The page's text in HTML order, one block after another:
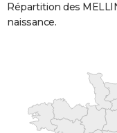
Répartition des
naissance.